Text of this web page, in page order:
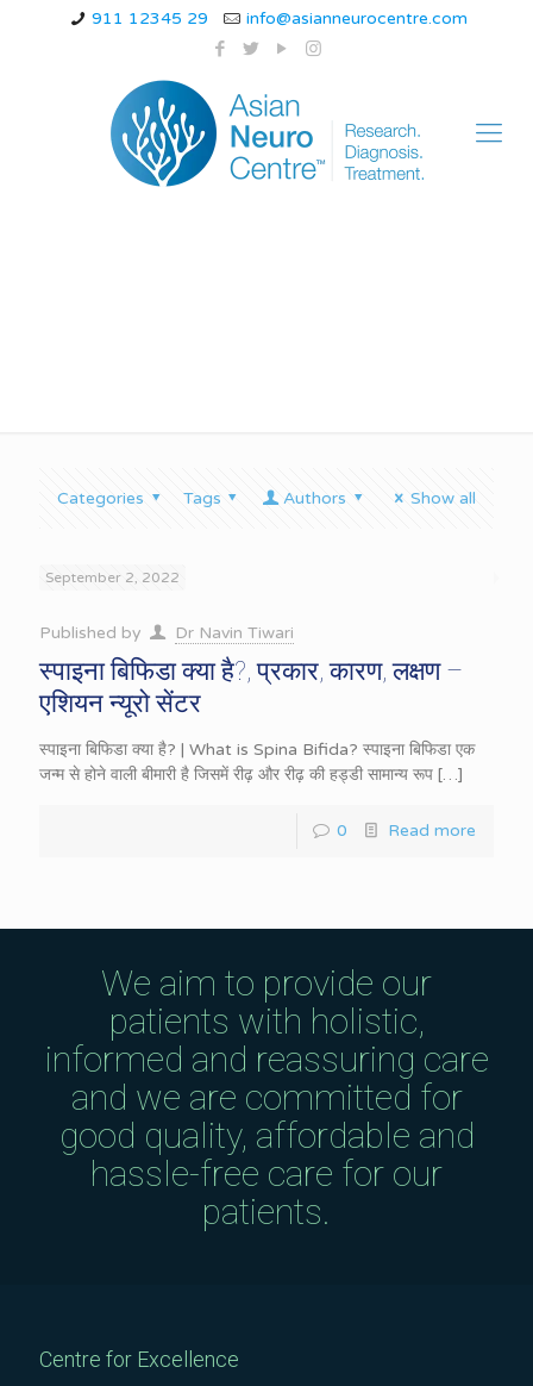
911 12345 29 info@asianneurocentre.com
Categories Tags Authors Show all
September 2, 2022
Published by Dr Navin Tiwari
स्पाइना बिफिडा क्या है?, प्रकार, कारण, लक्षण –
एशियन न्यूरो सेंटर
स्पाइना बिफिडा क्या है? | What is Spina Bifida? स्पाइना बिफिडा एक
जन्म से होने वाली बीमारी है जिसमें रीढ़ और रीढ़ की हड्डी सामान्य रूप […]
0 Read more
We aim to provide our
patients with holistic,
informed and reassuring care
and we are committed for
good quality, affordable and
hassle-free care for our
patients.
Centre for Excellence